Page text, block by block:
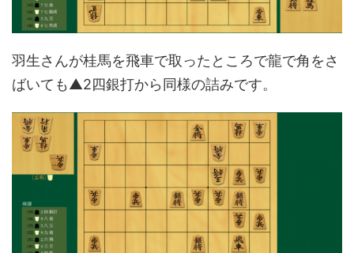
羽生さんが桂馬を飛車で取ったところで龍で角をさ
ばいても▲2四銀打から同様の詰みです。